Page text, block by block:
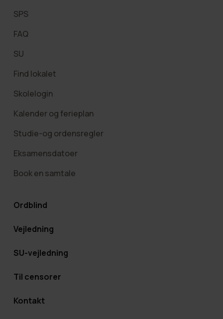
SPS
FAQ
SU
Find lokalet
Skolelogin
Kalender og ferieplan
Studie-og ordensregler
Eksamensdatoer
Book en samtale
Ordblind
Vejledning
SU-vejledning
Til censorer
Kontakt